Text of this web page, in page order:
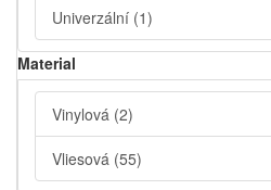
Univerzální (1)
Material
Vinylová (2)
Vliesová (55)